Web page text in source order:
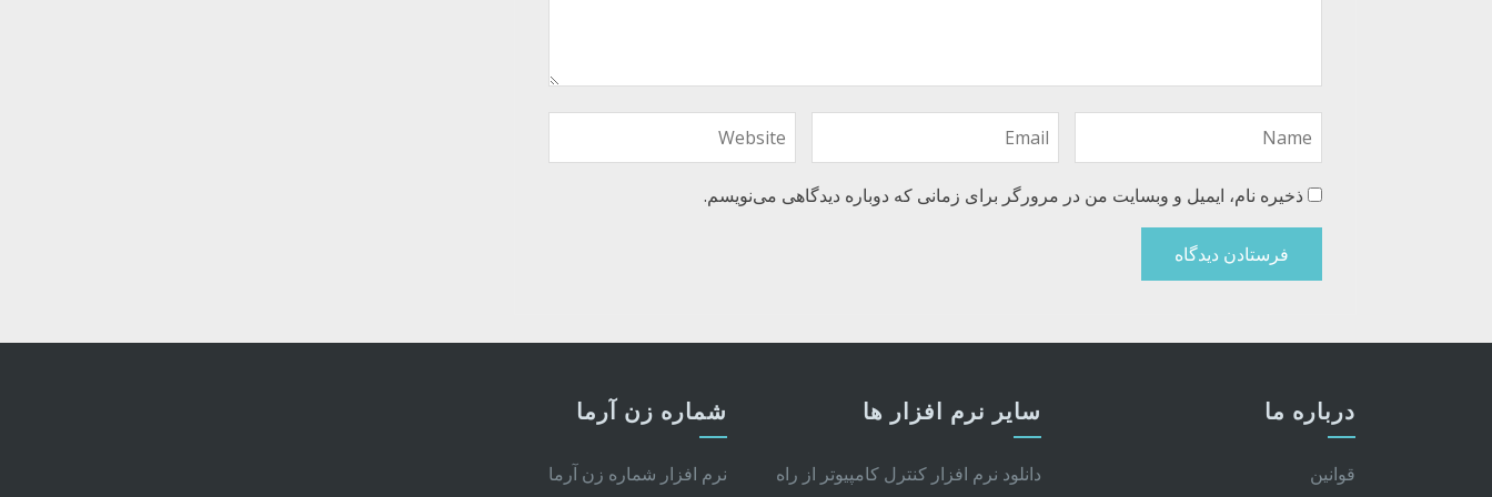
ذخیره نام، ایمیل و وبسایت من در مرورگر برای زمانی که دوباره دیدگاهی می‌نویسم.
درباره ما
قوانین
سایر نرم افزار ها
دانلود نرم افزار کنترل کامپیوتر از راه
شماره زن آرما
نرم افزار شماره زن آرما